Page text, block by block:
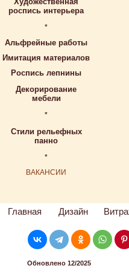
роспись интерьера
*
Альфрейные работы
Имитация материалов
Роспись лепнины
Декорирование
мебели
*
Стили рельефных
панно
*
ВАКАНСИИ
Главная Дизайн
Обновлено 12/2025